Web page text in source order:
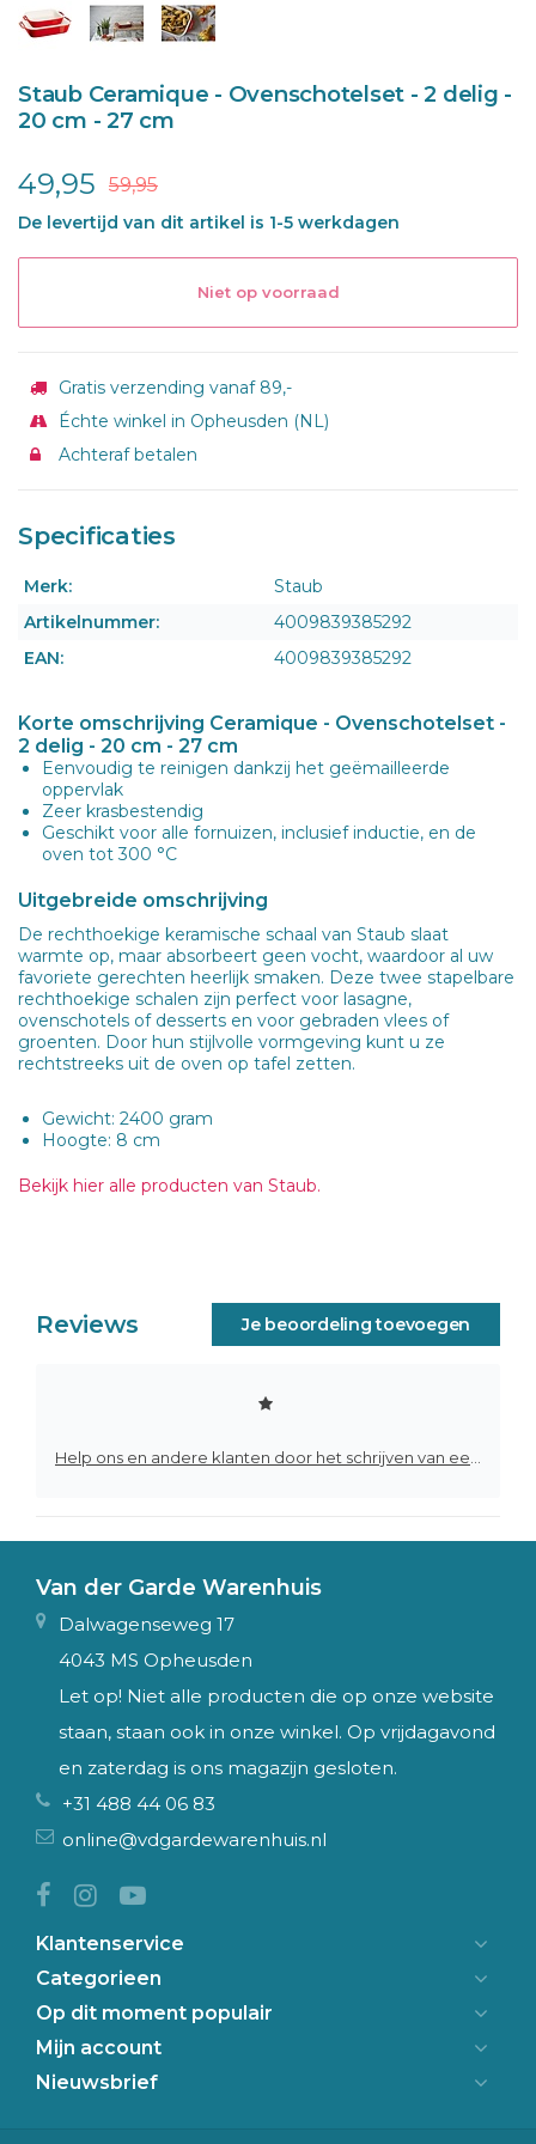
Staub Ceramique - Ovenschotelset - 2 delig -
20 cm - 27 cm
49,95 59,95
De levertijd van dit artikel is 1-5 werkdagen
Niet op voorraad
Gratis verzending vanaf 89,-
Échte winkel in Opheusden (NL)
Achteraf betalen
Specificaties
Merk:
Staub
Artikelnummer:
4009839385292
EAN:
4009839385292
Korte omschrijving Ceramique - Ovenschotelset -
2 delig - 20 cm - 27 cm
Eenvoudig te reinigen dankzij het geëmailleerde
oppervlak
Zeer krasbestendig
Geschikt voor alle fornuizen, inclusief inductie, en de
oven tot 300 °C
Uitgebreide omschrijving
De rechthoekige keramische schaal van Staub slaat
warmte op, maar absorbeert geen vocht, waardoor al uw
favoriete gerechten heerlijk smaken. Deze twee stapelbare
rechthoekige schalen zijn perfect voor lasagne,
ovenschotels of desserts en voor gebraden vlees of
groenten. Door hun stijlvolle vormgeving kunt u ze
rechtstreeks uit de oven op tafel zetten.
Gewicht: 2400 gram
Hoogte: 8 cm
Bekijk hier alle producten van Staub.
Reviews Je beoordeling toevoegen
Van der Garde Warenhuis
Dalwagenseweg 17
4043 MS Opheusden
Let op! Niet alle producten die op onze website
staan, staan ook in onze winkel. Op vrijdagavond
en zaterdag is ons magazijn gesloten.
+31 488 44 06 83
online@vdgardewarenhuis.nl
Klantenservice
Categorieen
Op dit moment populair
Mijn account
Nieuwsbrief